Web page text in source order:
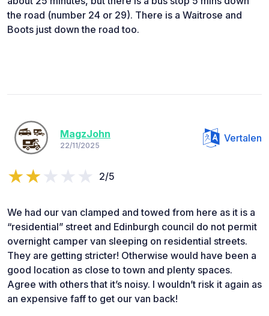
the road (number 24 or 29). There is a Waitrose and
Boots just down the road too.
MagzJohn
22/11/2025
Vertalen
2/5
We had our van clamped and towed from here as it is a
“residential” street and Edinburgh council do not permit
overnight camper van sleeping on residential streets.
They are getting stricter! Otherwise would have been a
good location as close to town and plenty spaces.
Agree with others that it’s noisy. I wouldn’t risk it again as
an expensive faff to get our van back!